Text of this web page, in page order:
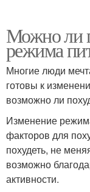
Можно ли
режима
Многие люди
готовы к
возможно ли
Изменение
факторов для
похудеть, не
возможно
активности.